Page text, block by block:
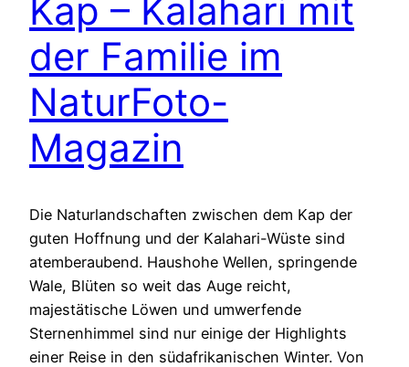
Kap – Kalahari mit
der Familie im
NaturFoto-
Magazin
Die Naturlandschaften zwischen dem Kap der
guten Hoffnung und der Kalahari-Wüste sind
atemberaubend. Haushohe Wellen, springende
Wale, Blüten so weit das Auge reicht,
majestätische Löwen und umwerfende
Sternenhimmel sind nur einige der Highlights
einer Reise in den südafrikanischen Winter. Von